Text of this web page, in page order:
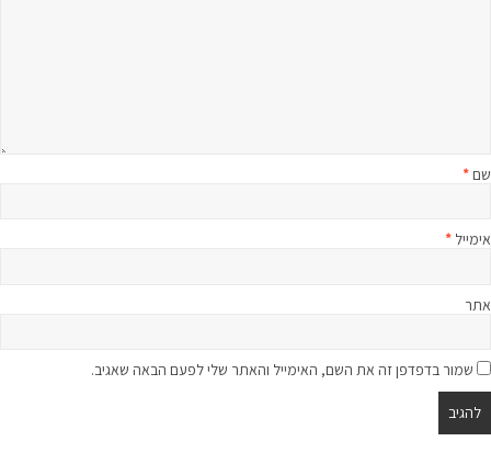
שם*
אימייל *
אתר
שמור בדפדפן זה את השם, האימייל והאתר שלי לפעם הבאה שאגיב.